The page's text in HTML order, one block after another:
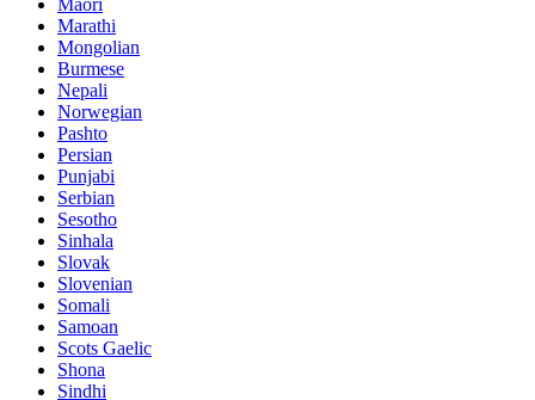
Maori
Marathi
Mongolian
Burmese
Nepali
Norwegian
Pashto
Persian
Punjabi
Serbian
Sesotho
Sinhala
Slovak
Slovenian
Somali
Samoan
Scots Gaelic
Shona
Sindhi